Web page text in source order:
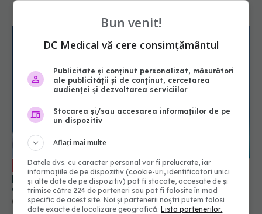
EXCLUSIV Primul lucru pe care trebuie să-l faci
pentru a reduce riscul de moarte subită, dacă ai
cardiomiopatie. Prof. dr. Dan Dobreanu: Este
relativ simplu. Asta trebuie să facă pacientul
09 apr 2024, 14:32
Bun venit!
DC Medical vă cere consimțământul
Publicitate și conținut personalizat, măsurători
ale publicității și de conținut, cercetarea
audienței și dezvoltarea serviciilor
Stocarea și/sau accesarea informațiilor de pe
un dispozitiv
Aflați mai multe
Datele dvs. cu caracter personal vor fi prelucrate, iar
informațiile de pe dispozitiv (cookie-uri, identificatori unici
și alte date de pe dispozitiv) pot fi stocate, accesate de și
trimise către 224 de parteneri sau pot fi folosite în mod
specific de acest site. Noi și partenerii noștri putem folosi
date exacte de localizare geografică.Lista partenerilor.